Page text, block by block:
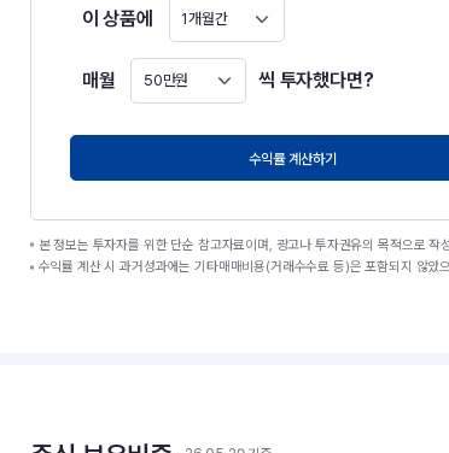
이 상품에 1개월간
매월 50만원 원 씩 투자했다면?
수익률 계산하기
본 정보는 투자자를 위한 단순 참고자료이며, 광고나 투자권유의 목적으로 작
수익률 계산 시 과거성과에는 기타매매비용(거래수수료 등)은 포함되지 않았